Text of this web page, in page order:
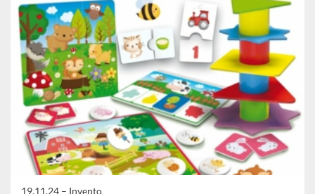
19.11.24 – Invento